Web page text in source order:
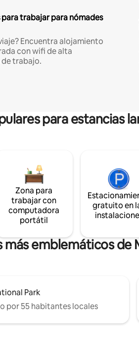
para trabajar para nómades
Encuentra alojamiento
con wifi de alta
trabajo.
para estancias
Zona para
trabajar con
computadora
portátil
gratuito en
más emblemáticos de
Park
por 55 habitantes locales